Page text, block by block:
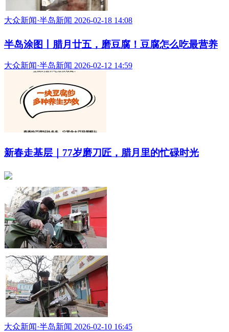
大众新闻·半岛新闻 2026-02-18 14:08
半岛涂图丨腊月廿五，磨豆腐！豆腐怎么吃最营养
大众新闻·半岛新闻 2026-02-12 14:59
新春走基层｜77岁磨刀匠，腊月里的忙碌时光
大众新闻·半岛新闻 2026-02-10 16:45